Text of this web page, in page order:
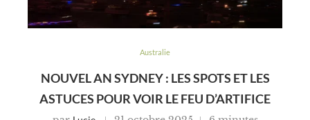
Australie
NOUVEL AN SYDNEY : LES SPOTS ET LES
ASTUCES POUR VOIR LE FEU D’ARTIFICE